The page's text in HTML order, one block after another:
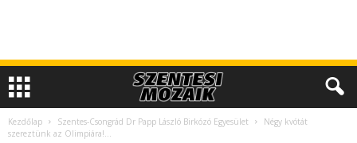
Kezdőlap Szentes-Csongrád Dr Papp László Birkózó Egyesület
Négy kvótát
szereztünk az Olimpiára!…